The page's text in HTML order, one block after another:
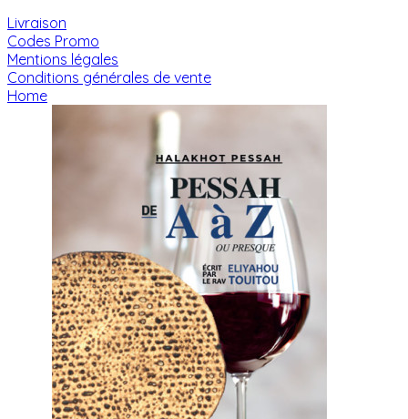
Livraison
Codes Promo
Mentions légales
Conditions générales de vente
Home